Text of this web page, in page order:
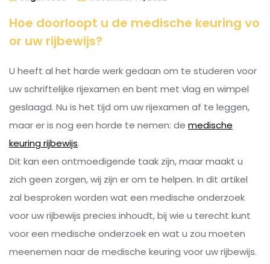
Hoe doorloopt u de medische keuring vo
or uw rijbewijs?
U heeft al het harde werk gedaan om te studeren voor
uw schriftelijke rijexamen en bent met vlag en wimpel
geslaagd. Nu is het tijd om uw rijexamen af te leggen,
maar er is nog een horde te nemen: de medische
keuring rijbewijs.
Dit kan een ontmoedigende taak zijn, maar maakt u
zich geen zorgen, wij zijn er om te helpen. In dit artikel
zal besproken worden wat een medische onderzoek
voor uw rijbewijs precies inhoudt, bij wie u terecht kunt
voor een medische onderzoek en wat u zou moeten
meenemen naar de medische keuring voor uw rijbewijs.